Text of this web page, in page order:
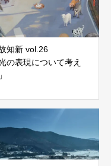
知新 vol.26
光の表現について考え